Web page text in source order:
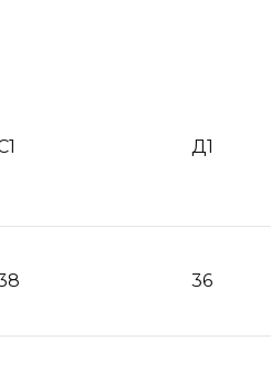
Д1
36